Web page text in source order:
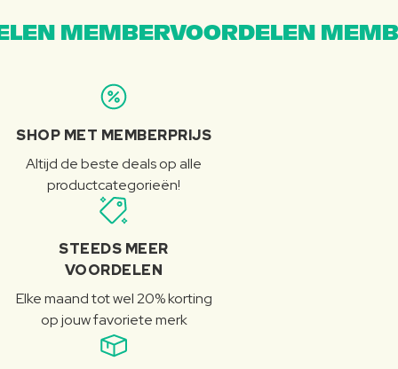
MEMBERVOORDELEN
SHOP MET MEMBERPRIJS
Altijd de beste deals op alle
productcategorieën!
STEEDS MEER
VOORDELEN
Elke maand tot wel 20% korting
op jouw favoriete merk